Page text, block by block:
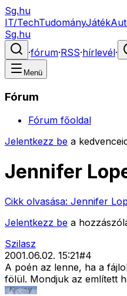
Sg.hu
IT/TechTudományJáték
Sg.hu
·fórum·RSS·hírlevél·
Menü
Fórum
Fórum főoldal
Jelentkezz be a
Jennifer
Cikk olvasása: Jennifer
Jelentkezz be a
Szilasz
2001.06.02. 15:21#4
A poén az lenne, ha a
fölül. Mondjuk az említett